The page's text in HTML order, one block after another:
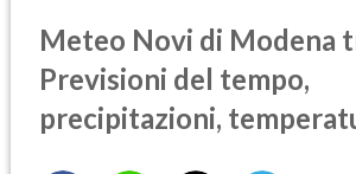
Meteo Novi di Modena
Previsioni del tempo,
precipitazioni,